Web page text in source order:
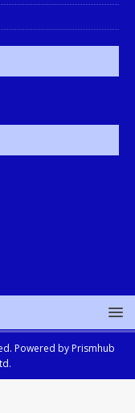
Powered by Prismhub